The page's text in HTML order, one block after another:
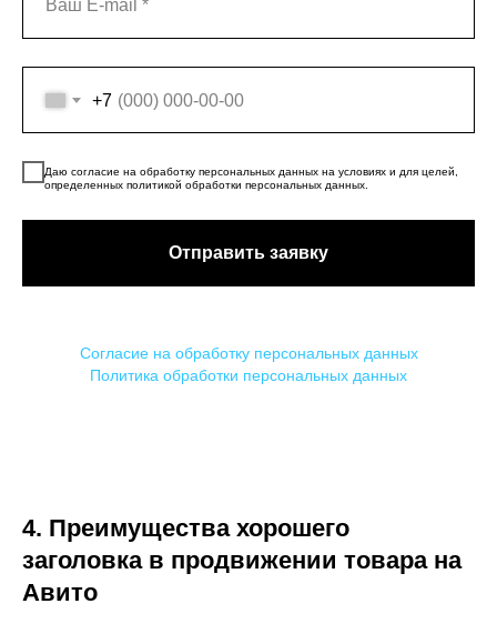
+7
Даю согласие на обработку персональных данных на условиях и для целей,
определенных политикой обработки персональных данных.
Отправить заявку
Согласие на обработку персональных данных
Политика обработки персональных данных
4. Преимущества хорошего
заголовка в продвижении товара на
Авито